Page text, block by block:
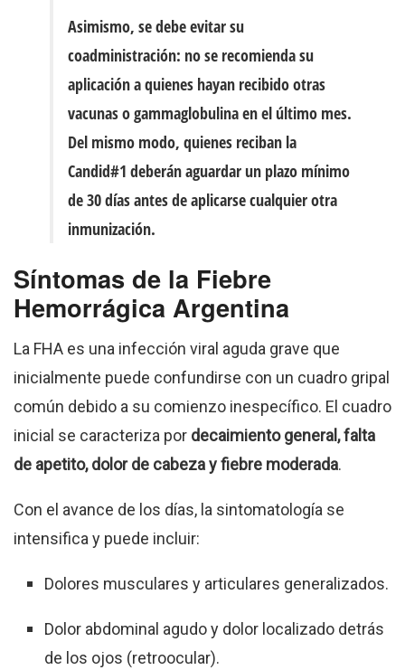
Asimismo, se debe evitar su
coadministración: no se recomienda su
aplicación a quienes hayan recibido otras
vacunas o gammaglobulina en el último mes.
Del mismo modo, quienes reciban la
Candid#1 deberán aguardar un plazo mínimo
de 30 días antes de aplicarse cualquier otra
inmunización.
Síntomas de la Fiebre
Hemorrágica Argentina
La FHA es una infección viral aguda grave que
inicialmente puede confundirse con un cuadro gripal
común debido a su comienzo inespecífico. El cuadro
inicial se caracteriza por decaimiento general, falta
de apetito, dolor de cabeza y fiebre moderada.
Con el avance de los días, la sintomatología se
intensifica y puede incluir:
Dolores musculares y articulares generalizados.
Dolor abdominal agudo y dolor localizado detrás
de los ojos (retroocular).